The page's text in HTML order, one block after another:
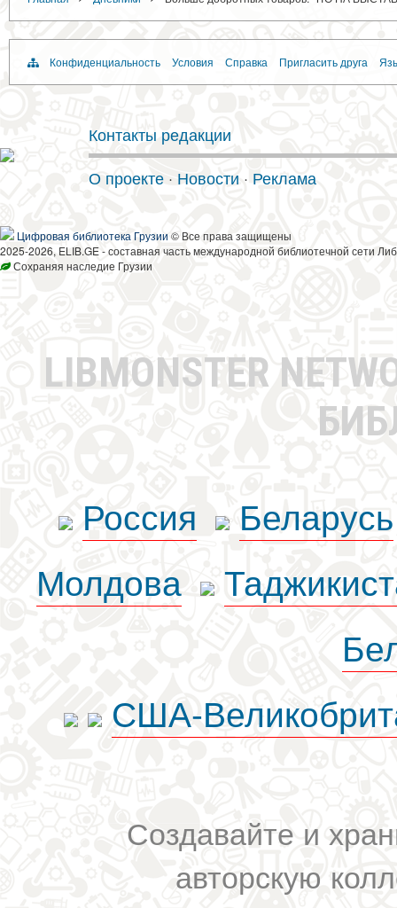
Конфиденциальность Условия Справка Пригласить друга
Контакты редакции
О проекте · Новости · Реклама
Цифровая библиотека Грузии © Все права защищены
2025-2026, ELIB.GE - составная часть международной библиотечной сети
Сохраняя наследие Грузии
LIBMONSTER
Россия
Беларусь
Молдова
США-
Создавайте и
авторскую